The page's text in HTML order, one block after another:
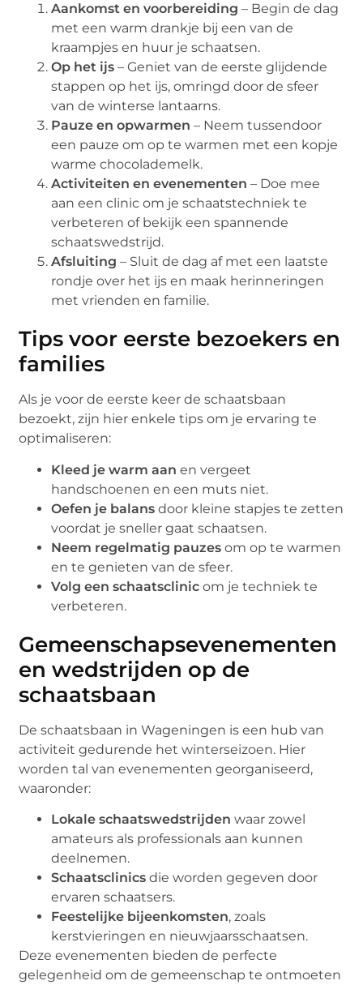
Aankomst en voorbereiding – Begin de dag
met een warm drankje bij een van de
kraampjes en huur je schaatsen.
Op het ijs – Geniet van de eerste glijdende
stappen op het ijs, omringd door de sfeer
van de winterse lantaarns.
Pauze en opwarmen – Neem tussendoor
een pauze om op te warmen met een kopje
warme chocolademelk.
Activiteiten en evenementen – Doe mee
aan een clinic om je schaatstechniek te
verbeteren of bekijk een spannende
schaatswedstrijd.
Afsluiting – Sluit de dag af met een laatste
rondje over het ijs en maak herinneringen
met vrienden en familie.
Tips voor eerste bezoekers en
families
Als je voor de eerste keer de schaatsbaan
bezoekt, zijn hier enkele tips om je ervaring te
optimaliseren:
Kleed je warm aan en vergeet
handschoenen en een muts niet.
Oefen je balans door kleine stapjes te zetten
voordat je sneller gaat schaatsen.
Neem regelmatig pauzes om op te warmen
en te genieten van de sfeer.
Volg een schaatsclinic om je techniek te
verbeteren.
Gemeenschapsevenementen
en wedstrijden op de
schaatsbaan
De schaatsbaan in Wageningen is een hub van
activiteit gedurende het winterseizoen. Hier
worden tal van evenementen georganiseerd,
waaronder:
Lokale schaatswedstrijden waar zowel
amateurs als professionals aan kunnen
deelnemen.
Schaatsclinics die worden gegeven door
ervaren schaatsers.
Feestelijke bijeenkomsten, zoals
kerstvieringen en nieuwjaarsschaatsen.
Deze evenementen bieden de perfecte
gelegenheid om de gemeenschap te ontmoeten